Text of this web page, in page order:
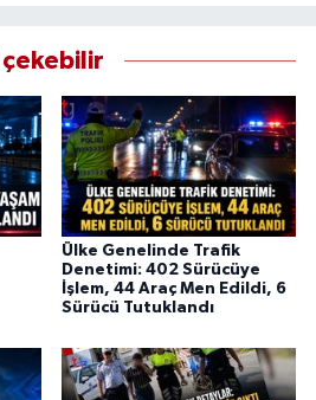
çekebilir
Ülke Genelinde Trafik
Denetimi: 402 Sürücüye
İşlem, 44 Araç Men Edildi, 6
Sürücü Tutuklandı